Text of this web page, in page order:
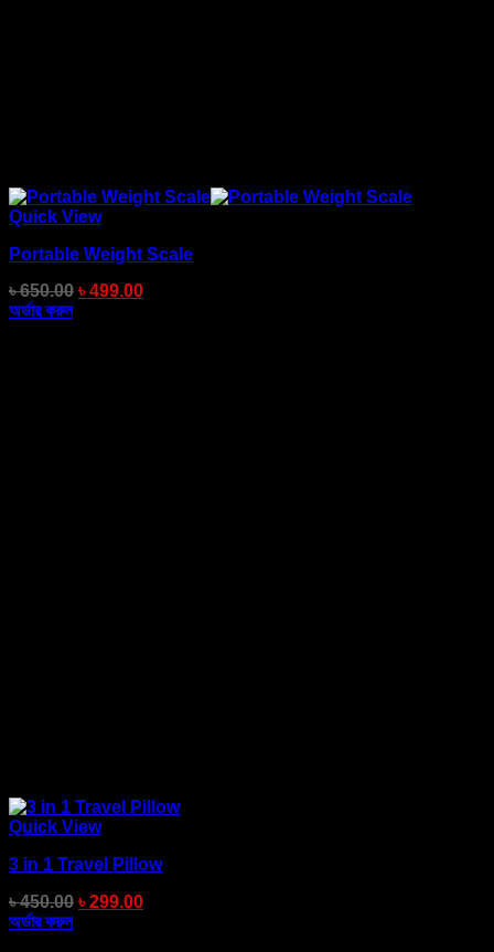
Quick View
Portable Weight Scale
৳650.00 ৳499.00
অর্ডার করুন
Quick View
3 in 1 Travel Pillow
৳450.00 ৳299.00
অর্ডার করুন